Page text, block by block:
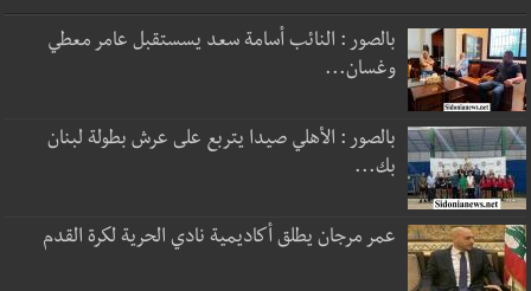
بالصور : النائب أسامة سعد يسستقبل عامر معطي
وغسان...
بالصور : الأهلي صيدا يتربع على عرش بطولة لبنان
بك...
عمر مرجان يطلق أكاديمية نادي الحرية لكرة القدم